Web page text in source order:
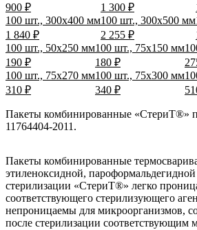
900 ₽
1 300 ₽
100 шт., 300x400 мм
1 840 ₽
100 шт., 300x500 мм
2 255 ₽
100 шт., 50x250 мм
190 ₽
100 шт., 75x150 мм
180 ₽
100 шт., 75x270 мм
310 ₽
100 шт., 75x300 мм
340 ₽
Пакеты комбинированные «СтериТ®»
11764404-2011.
Пакеты комбинированные
этиленоксидной,
стерилизации «СтериТ®» легко
соответствующего стерилизующего
непроницаемы для микроорганизмов,
после стерилизации соответствующим